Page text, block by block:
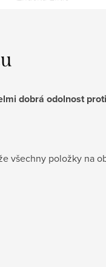
dobrá odolnost
všechny položky na